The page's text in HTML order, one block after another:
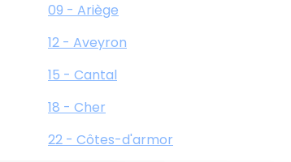
09 - Ariège
12 - Aveyron
15 - Cantal
18 - Cher
22 - Côtes-d'armor